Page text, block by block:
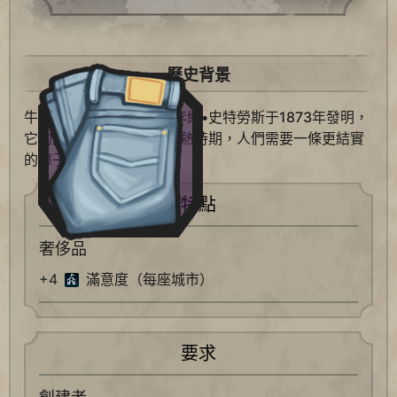
歷史背景
牛仔褲由雅各•大衛斯和李維•史特勞斯于1873年發明，
它的產生是因為西部淘金熱時期，人們需要一條更結實
的褲子。
特點
奢侈品
+4 滿意度（每座城市）
要求